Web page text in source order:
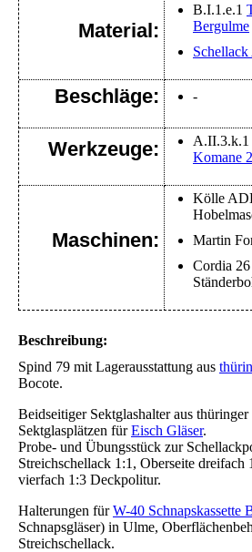
Material:
B.I.1.e.1
Bergulme
Schellack
Beschläge: -
Werkzeuge: A.II.3.k.1
Komane
Maschinen:
Kölle
Martin
Cordia
Beschreibung:
Spind 79 mit Lagerausstattung aus
Bocote.
Beidseitiger Sektglashalter aus
Sektglasplätzen fürEisch Gläser.
Probe- und Übungsstück zur
Streichschellack 1:1, Oberseite
vierfach 1:3 Deckpolitur.
Halterungen fürW-40 Schnapskassette
Schnapsgläser) in Ulme,
Streichschellack.